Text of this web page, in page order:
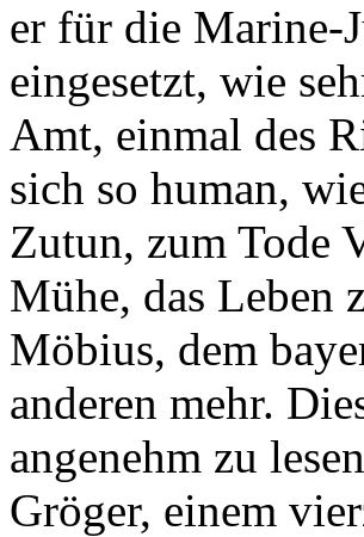
er für die Marine-
eingesetzt, wie
Amt, einmal des
sich so human,
Zutun, zum Tode
Mühe, das Leben
Möbius, dem
anderen mehr.
angenehm zu
Gröger, einem